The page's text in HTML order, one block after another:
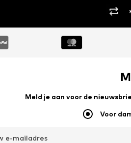
Meld je aan voor de
Voor
e-mailadres